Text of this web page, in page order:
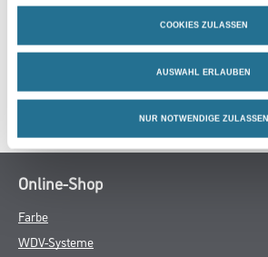
COOKIES ZULASSEN
AUSWAHL ERLAUBEN
NUR NOTWENDIGE ZULASSEN
ZUSATZINFOS
GEFAHRENHINWEISE
Online-Shop
Farbe
WDV-Systeme